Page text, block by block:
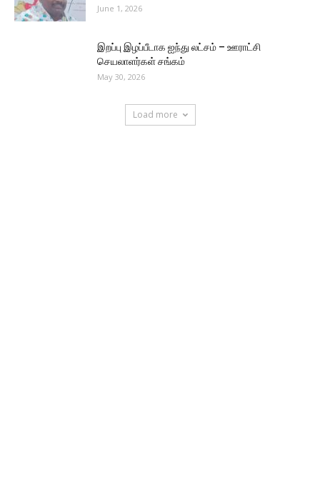
June 1, 2026
இறப்பு இழப்பீடாக ஐந்து லட்சம் – ஊராட்சி
செயலாளர்கள் சங்கம்
May 30, 2026
Load more